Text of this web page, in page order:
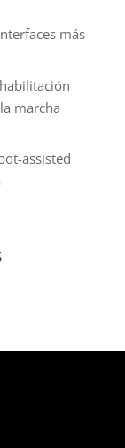
más
marcha
assisted